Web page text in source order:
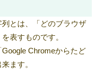
とは、「どのブラウザ
表すものです。
Google Chromeからたど
ます。